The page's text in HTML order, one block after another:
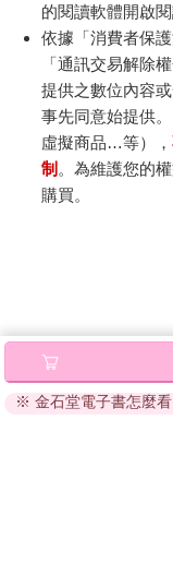
的閱讀軟體開啟
依據「消費者保
「通訊交易解除
提供之數位內容
事先同意始提供
虛擬商品…等），
制 。為維護您的
購買。
※ 金石堂電子書怎麼看